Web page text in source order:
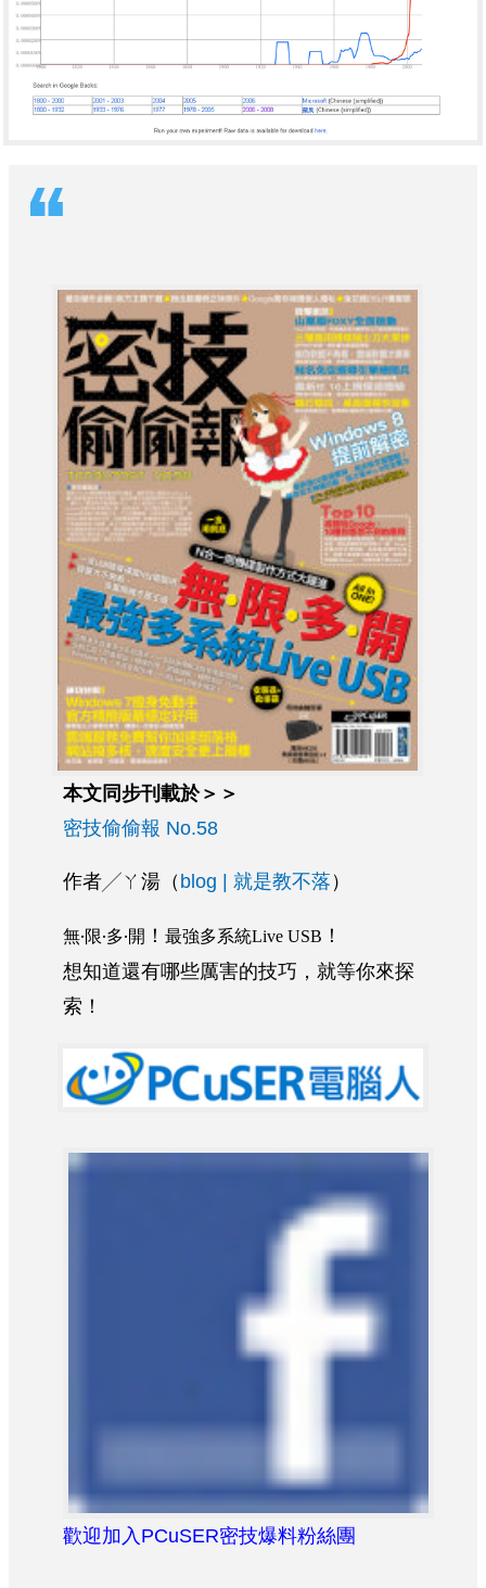
本文同步刊載於＞＞
密技偷偷報 No.58
作者╱ㄚ湯（ blog | 就是教不落 ）
無‧限‧多‧開 ！ 最強多系統Live USB ！
想知道還有哪些厲害的技巧，就等你來探
索！
歡迎加入PCuSER密技爆料粉絲團